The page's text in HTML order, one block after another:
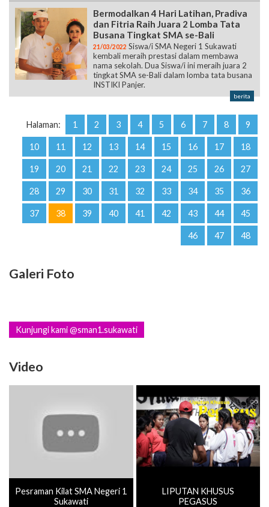
Bermodalkan 4 Hari Latihan, Pradiva
dan Fitria Raih Juara 2 Lomba Tata
Busana Tingkat SMA se-Bali
21/03/2022 Siswa/i SMA Negeri 1 Sukawati
kembali meraih prestasi dalam membawa
nama sekolah. Dua Siswa/i ini meraih juara 2
tingkat SMA se-Bali dalam lomba tata busana
INSTIKI Panjer.
berita
Halaman: 1 2 3 4 5 6 7 8 9
10 11 12 13 14 15 16 17 18
19 20 21 22 23 24 25 26 27
28 29 30 31 32 33 34 35 36
37 38 39 40 41 42 43 44 45
46 47 48
Galeri Foto
Kunjungi kami @sman1.sukawati
Video
Pesraman Kilat SMA Negeri 1
Sukawati
LIPUTAN KHUSUS
PEGASUS